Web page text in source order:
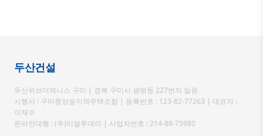
두산건설
두산위브더제니스 구미 | 경북 구미시 광평동 227번지 일원
시행사 : 구미중앙숲지역주택조합 | 등록번호 : 123-82-77263 | 대표자 :
이재수
온라인대행 : (주)리얼투데이 | 사업자번호 : 214-88-75980